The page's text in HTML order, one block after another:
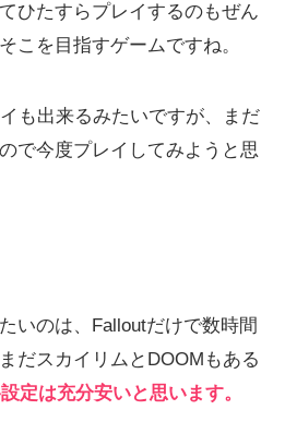
ひたすらプレイするのもぜん
こを目指すゲームですね。
も出来るみたいですが、まだ
で今度プレイしてみようと思
いのは、Falloutだけで数時間
だスカイリムとDOOMもある
定は充分安いと思います。